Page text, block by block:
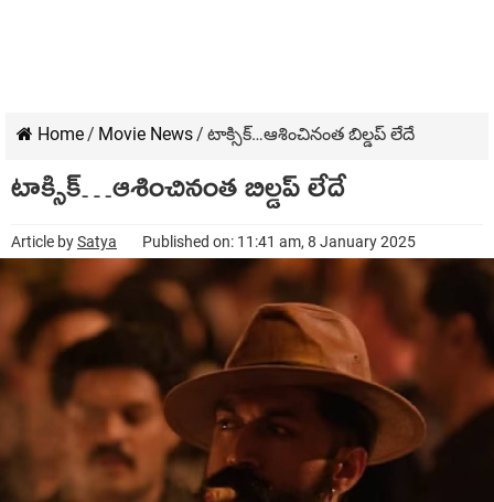
Home/ Movie News/ టాక్సిక్…ఆశించినంత బిల్డప్ లేదే
టాక్సిక్…ఆశించినంత బిల్డప్ లేదే
Article bySatya Published on: 11:41 am, 8 January 2025